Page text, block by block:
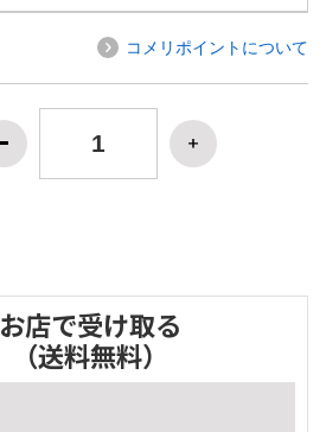
コメリポイントについて
お店で受け取る
（送料無料）